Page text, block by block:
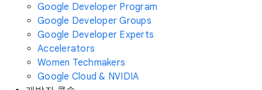
Google Developer Program
Google Developer Groups
Google Developer Experts
Accelerators
Women Techmakers
Google Cloud & NVIDIA